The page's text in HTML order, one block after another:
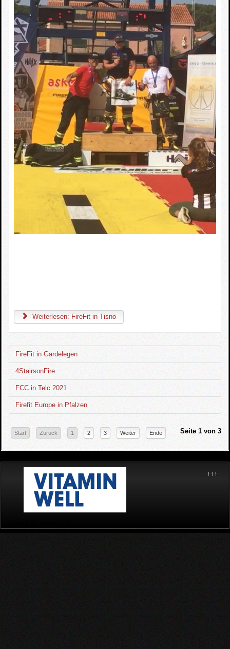
Weiterlesen: FireFit in Tisno
FireFit in Gardelegen
4StairsonFire
FCC in Telc 2021
Firefit Europe in Pfalzen
Seite 1 von 3
Start Zurück 1 2 3 Weiter Ende
↑↑↑